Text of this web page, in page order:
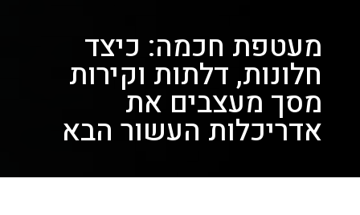
מעטפת חכמה: כיצד
חלונות, דלתות וקירות
מסך מעצבים את
אדריכלות העשור הבא